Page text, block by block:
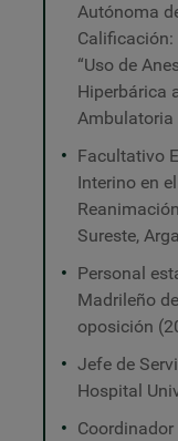
Autónoma
Calificación:
“Uso de
Hiperbárica
Ambulatoria
Facultativo
Interino en
Sureste,
Personal
Madrileño
oposición
Jefe de
Hospital